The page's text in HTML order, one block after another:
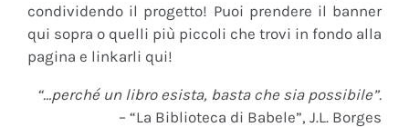
condividendo il progetto! Puoi prendere il banner
qui sopra o quelli più piccoli che trovi in fondo alla
pagina e linkarli qui!
“…perché un libro esista, basta che sia possibile”.
– “La Biblioteca di Babele”, J.L. Borges